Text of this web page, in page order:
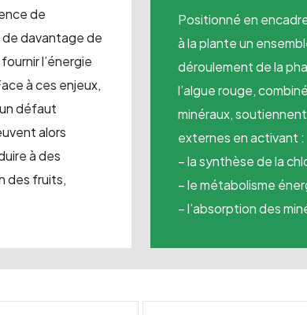
de
de davantage de
l’énergie
à ces enjeux,
défaut
alors
à des
des fruits,
Positionné en
à la plante un
déroulement de la
l’algue rouge,
minéraux,
externes en activant :
– la synthèse de la
– le métabolisme
– l’absorption des